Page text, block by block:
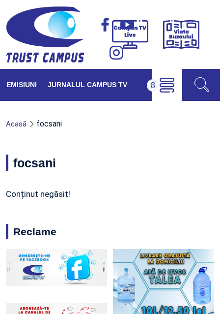
Campus
Viața
EMISIUNI JURNALUL CAMPUS TV
Acasă focsani
focsani
Conținut negăsit!
Reclame